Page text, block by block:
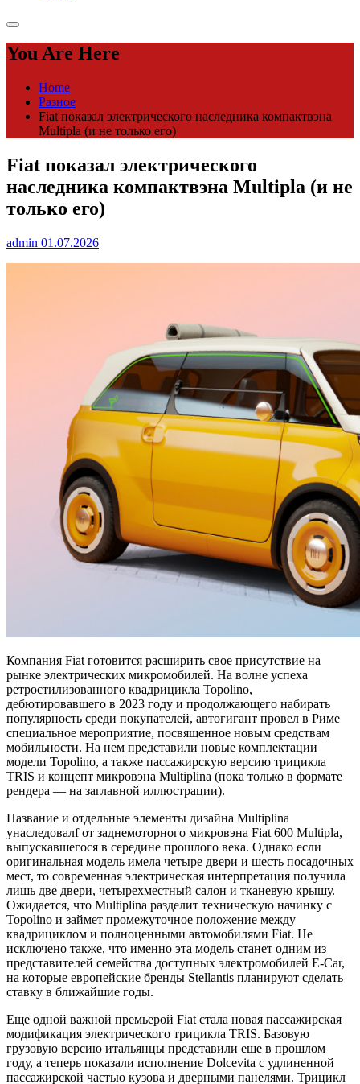
You Are Here
Home
Разное
Fiat показал электрического наследника компактвэна
Multipla (и не только его)
Fiat показал электрического
наследника компактвэна Multipla (и не
только его)
admin 01.07.2026
Компания Fiat готовится расширить свое присутствие на
рынке электрических микромобилей. На волне успеха
ретростилизованного квадрицикла Topolino,
дебютировавшего в 2023 году и продолжающего набирать
популярность среди покупателей, автогигант провел в Риме
специальное мероприятие, посвященное новым средствам
мобильности. На нем представили новые комплектации
модели Topolino, а также пассажирскую версию трицикла
TRIS и концепт микровэна Multiplina (пока только в формате
рендера — на заглавной иллюстрации).
Название и отдельные элементы дизайна Multiplina
унаследовалf от заднемоторного микровэна Fiat 600 Multipla,
выпускавшегося в середине прошлого века. Однако если
оригинальная модель имела четыре двери и шесть посадочных
мест, то современная электрическая интерпретация получила
лишь две двери, четырехместный салон и тканевую крышу.
Ожидается, что Multiplina разделит техническую начинку с
Topolino и займет промежуточное положение между
квадрициклом и полноценными автомобилями Fiat. Не
исключено также, что именно эта модель станет одним из
представителей семейства доступных электромобилей E-Car,
на которые европейские бренды Stellantis планируют сделать
ставку в ближайшие годы.
Еще одной важной премьерой Fiat стала новая пассажирская
модификация электрического трицикла TRIS. Базовую
грузовую версию итальянцы представили еще в прошлом
году, а теперь показали исполнение Dolcevita с удлиненной
пассажирской частью кузова и дверными панелями. Трицикл